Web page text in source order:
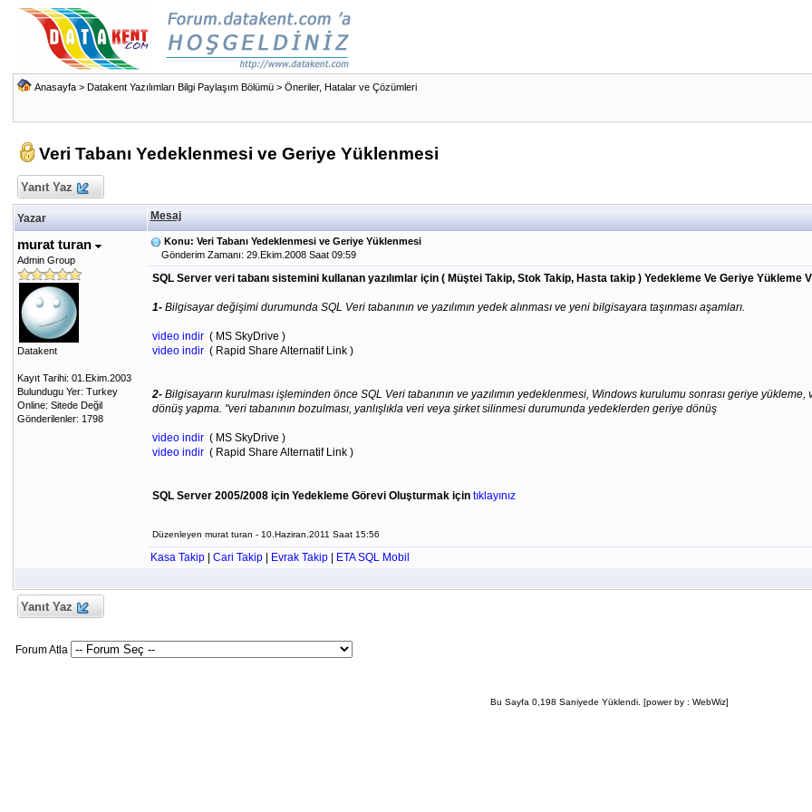
Anasayfa> Datakent Yazılımları Bilgi Paylaşım Bölümü> Öneriler, Hatalar ve Çözümleri
Veri Tabanı Yedeklenmesi ve Geriye Yüklenmesi
Yanıt Yaz
Yazar Mesaj
murat turan
Admin Group
Datakent
Kayıt Tarihi: 01.Ekim.2003
Bulundugu Yer: Turkey
Online: Sitede Değil
Gönderilenler: 1798
Konu: Veri Tabanı Yedeklenmesi ve Geriye Yüklenmesi
Gönderim Zamanı: 29.Ekim.2008 Saat 09:59
SQL Server veri tabanı sistemini kullanan yazılımlar için ( Müştei Takip, Stok Takip, Hasta takip ) Yedekleme Ve Geriye Yükleme
1- Bilgisayar değişimi durumunda SQL Veri tabanının ve yazılımın yedek alınması ve yeni bilgisayara taşınması aşamları.
video indir( MS SkyDrive )
video indir( Rapid Share Alternatif Link )
2- Bilgisayarın kurulması işleminden önce SQL Veri tabanının ve yazılımın yedeklenmesi, Windows kurulumu sonrası geriye
dönüş yapma. "veri tabanının bozulması, yanlışlıkla veri veya şirket silinmesi durumunda yedeklerden geriye dönüş
video indir( MS SkyDrive )
video indir( Rapid Share Alternatif Link )
SQL Server 2005/2008 için Yedekleme Görevi Oluşturmak için tıklayınız
Düzenleyen murat turan - 10.Haziran.2011 Saat 15:56
Kasa Takip| Cari Takip| Evrak Takip| ETA SQL Mobil
Yanıt Yaz
Forum Atla
Bu Sayfa 0,198 Saniyede Yüklendi. [power by : WebWiz]